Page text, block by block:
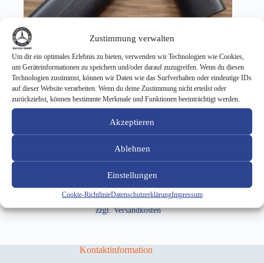
Zustimmung verwalten
Um dir ein optimales Erlebnis zu bieten, verwenden wir Technologien wie Cookies,
um Geräteinformationen zu speichern und/oder darauf zuzugreifen. Wenn du diesen
Technologien zustimmst, können wir Daten wie das Surfverhalten oder eindeutige IDs
auf dieser Website verarbeiten. Wenn du deine Zustimmung nicht erteilst oder
zurückziehst, können bestimmte Merkmale und Funktionen beeinträchtigt werden.
Akzeptieren
Ablehnen
Einstellungen
Cookie-RichtlinieDatenschutzerklärungImpressum
Scheuerschutzschlauch für Stoßfänger vo + hi
3,00€
In den Warenkorb
inkl. 19 % MwSt.
zzgl.Versandkosten
Kontaktinformation